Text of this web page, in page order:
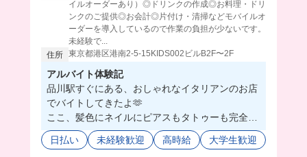
イルオーダーあり）◎ドリンクの作成◎お料理・ドリ
ンクのご提供◎お会計◎片付け・清掃などモバイルオ
ーダーを導入しているので作業の負担が少ないです。
未経験で...
住所 東京都港区港南2-5-15KIDS002ビルB2F〜2F
アルバイト体験記
品川駅すぐにある、おしゃれなイタリアンのお店
でバイトしてきたよ🫶
ここ、髪色にネイルにピアスもタトゥーも完全自
由なの🥺
おしゃれしながら働けちゃうの魅力的すぎるし、
日払い 未経験歓迎 高時給 大学生歓迎